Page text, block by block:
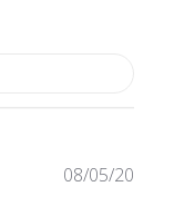
08/05/20